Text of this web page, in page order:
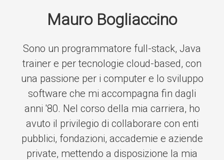
Mauro Bogliaccino
Sono un programmatore full-stack, Java
trainer e per tecnologie cloud-based, con
una passione per i computer e lo sviluppo
software che mi accompagna fin dagli
anni '80. Nel corso della mia carriera, ho
avuto il privilegio di collaborare con enti
pubblici, fondazioni, accademie e aziende
private, mettendo a disposizione la mia